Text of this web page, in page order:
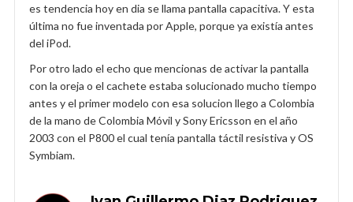
es tendencia hoy en dia se llama pantalla capacitiva. Y esta
última no fue inventada por Apple, porque ya existía antes
del iPod.
Por otro lado el echo que mencionas de activar la pantalla
con la oreja o el cachete estaba solucionado mucho tiempo
antes y el primer modelo con esa solucion llego a Colombia
de la mano de Colombia Móvil y Sony Ericsson en el año
2003 con el P800 el cual tenía pantalla táctil resistiva y OS
Symbiam.